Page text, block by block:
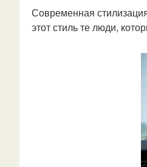
Современная
этот стиль те люди,